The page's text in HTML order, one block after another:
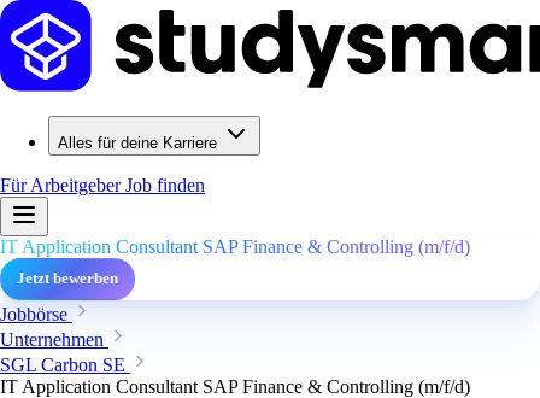
Alles für deine Karriere
Für ArbeitgeberJob finden
IT Application Consultant SAP Finance & Controlling (m/f/d)
Jetzt bewerben
Jobbörse
Unternehmen
SGL Carbon SE
IT Application Consultant SAP Finance & Controlling (m/f/d)